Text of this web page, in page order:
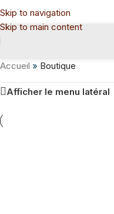
Skip to navigation
Skip to main content
Accueil » Boutique
Afficher le menu latéral